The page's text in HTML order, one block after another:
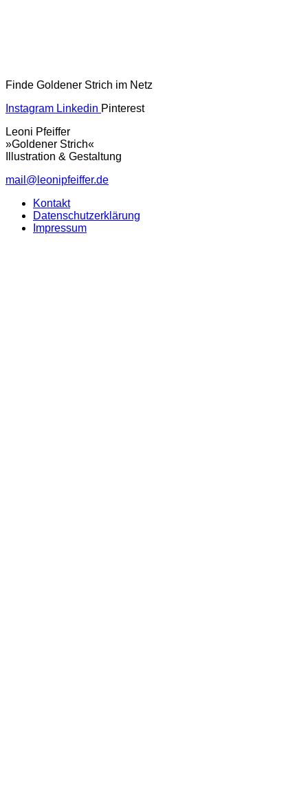
Finde Goldener Strich im Netz
Instagram Linkedin Pinterest
Leoni Pfeiffer
»Goldener Strich«
Illustration & Gestaltung
mail@leonipfeiffer.de
Kontakt
Datenschutzerklärung
Impressum